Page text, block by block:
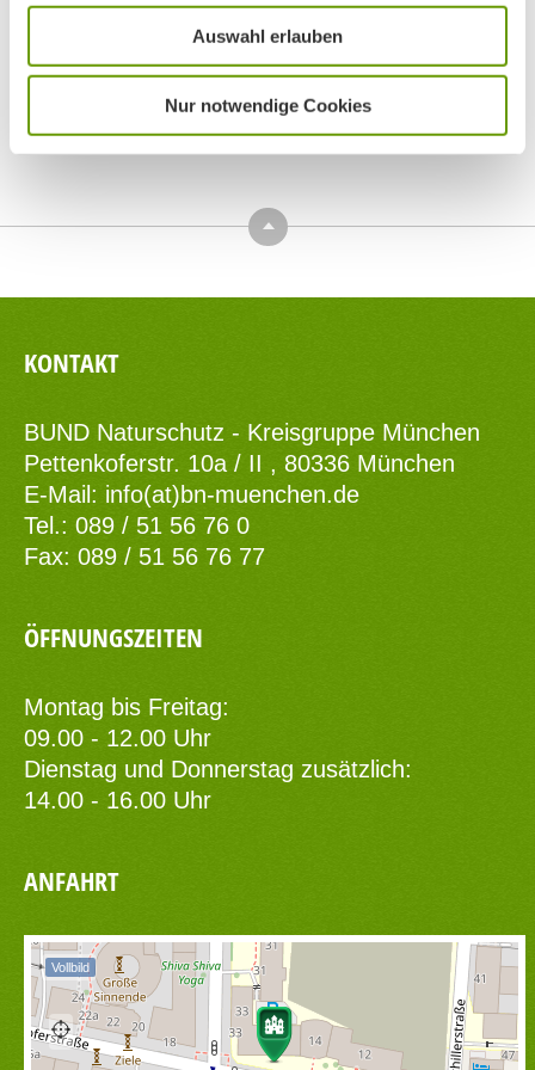
Auswahl erlauben
Nur notwendige Cookies
Top
KONTAKT
BUND Naturschutz - Kreisgruppe München
Pettenkoferstr. 10a / II , 80336 München
E-Mail: info(at)bn-muenchen.de
Tel.: 089 / 51 56 76 0
Fax: 089 / 51 56 76 77
ÖFFNUNGSZEITEN
Montag bis Freitag:
09.00 - 12.00 Uhr
Dienstag und Donnerstag zusätzlich:
14.00 - 16.00 Uhr
ANFAHRT
Vollbild